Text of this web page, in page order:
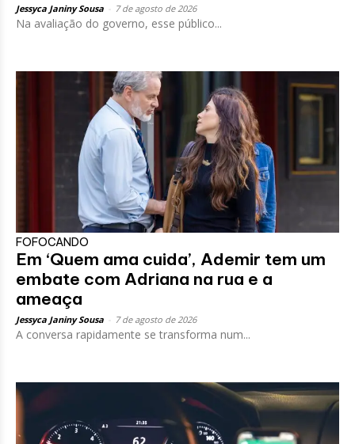
Jessyca Janiny Sousa 7 de agosto de 2026
Na avaliação do governo, esse público...
FOFOCANDO
Em ‘Quem ama cuida’, Ademir tem um
embate com Adriana na rua e a
ameaça
Jessyca Janiny Sousa 7 de agosto de 2026
A conversa rapidamente se transforma num...